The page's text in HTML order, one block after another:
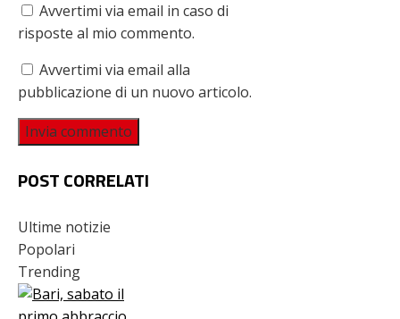
Avvertimi via email in caso di
risposte al mio commento.
Avvertimi via email alla
pubblicazione di un nuovo articolo.
POST CORRELATI
Ultime notizie
Popolari
Trending